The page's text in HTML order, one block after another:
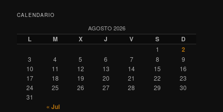
CALENDARIO
AGOSTO 2026
L M X J V S D
1 2
3 4 5 6 7 8
9
10
11 12 13 14 15
16
17
18 19 20 21 22
23
24
25 26 27 28 29
30
31
« Jul